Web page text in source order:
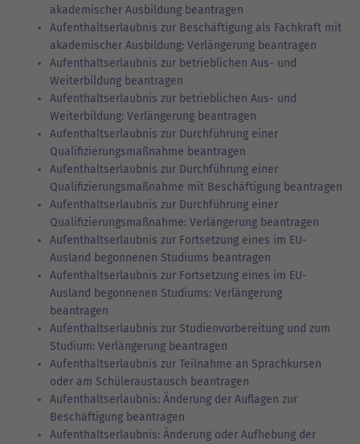
akademischer Ausbildung beantragen
Aufenthaltserlaubnis zur Beschäftigung als Fachkraft mit
akademischer Ausbildung: Verlängerung beantragen
Aufenthaltserlaubnis zur betrieblichen Aus- und
Weiterbildung beantragen
Aufenthaltserlaubnis zur betrieblichen Aus- und
Weiterbildung: Verlängerung beantragen
Aufenthaltserlaubnis zur Durchführung einer
Qualifizierungsmaßnahme beantragen
Aufenthaltserlaubnis zur Durchführung einer
Qualifizierungsmaßnahme mit Beschäftigung beantragen
Aufenthaltserlaubnis zur Durchführung einer
Qualifizierungsmaßnahme: Verlängerung beantragen
Aufenthaltserlaubnis zur Fortsetzung eines im EU-
Ausland begonnenen Studiums beantragen
Aufenthaltserlaubnis zur Fortsetzung eines im EU-
Ausland begonnenen Studiums: Verlängerung
beantragen
Aufenthaltserlaubnis zur Studienvorbereitung und zum
Studium: Verlängerung beantragen
Aufenthaltserlaubnis zur Teilnahme an Sprachkursen
oder am Schüleraustausch beantragen
Aufenthaltserlaubnis: Änderung der Auflagen zur
Beschäftigung beantragen
Aufenthaltserlaubnis: Änderung oder Aufhebung der